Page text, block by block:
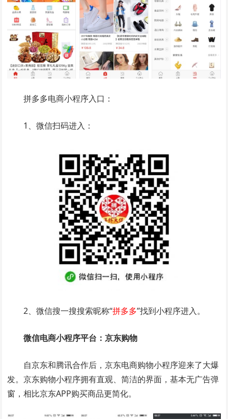
拼多多电商小程序入口：
1、微信扫码进入：
2、微信搜一搜搜索昵称“拼多多”找到小程序进入。
微信电商小程序平台：京东购物
自京东和腾讯合作后，京东电商购物小程序迎来了大爆
发。京东购物小程序拥有直观、简洁的界面，基本无广告弹
窗，相比京东APP购买商品更简化。